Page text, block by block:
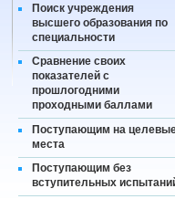
Поиск учреждения
высшего образования по
специальности
Сравнение своих
показателей с
прошлогодними
проходными баллами
Поступающим на
места
Поступающим без
вступительных